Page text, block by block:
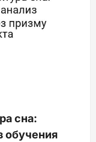
сна:
обучения